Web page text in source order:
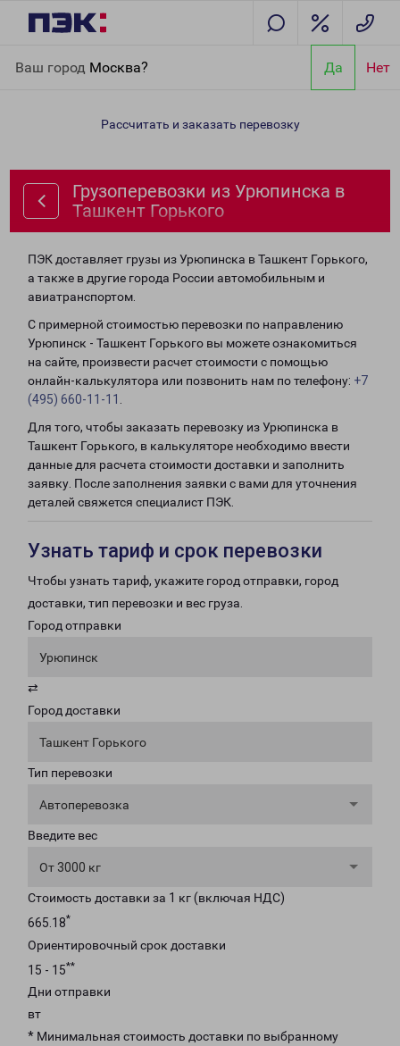
Ваш город Москва? Да Нет
Ташкент Горького
Рассчитать и заказать перевозку
Грузоперевозки из Урюпинска в
Ташкент Горького
ПЭК доставляет грузы из Урюпинска в Ташкент Горького,
а также в другие города России автомобильным и
авиатранспортом.
С примерной стоимостью перевозки по направлению
Урюпинск - Ташкент Горького вы можете ознакомиться
на сайте, произвести расчет стоимости с помощью
онлайн-калькулятора или позвонить нам по телефону: +7
(495) 660-11-11
Для того, чтобы заказать перевозку из Урюпинска в
Ташкент Горького, в калькуляторе необходимо ввести
данные для расчета стоимости доставки и заполнить
заявку. После заполнения заявки с вами для уточнения
деталей свяжется специалист ПЭК.
Узнать тариф и срок перевозки
Чтобы узнать тариф, укажите город отправки, город
доставки, тип перевозки и вес груза.
Город отправки
Урюпинск
⇄
Город доставки
Ташкент Горького
Тип перевозки
Автоперевозка
Введите вес
От 3000 кг
Стоимость доставки за 1 кг (включая НДС)
665.18*
Ориентировочный срок доставки
15 - 15**
Дни отправки
вт
* Минимальная стоимость доставки по выбранному